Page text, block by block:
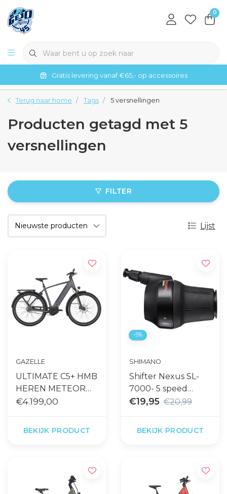
0
Gratis levering vanaf €65,- op accessoires
Terug naar home Tags 5 versnellingen
Producten getagd met 5
versnellingen
FILTER
Lijst
GAZELLE
ULTIMATE C5+ HMB
HEREN METEOR
GREY MATT
€4.199,00
BEKIJK PRODUCT
-5%
SHIMANO
Shifter Nexus SL-
7000- 5 speed
revoshifter
€19,95 €20,99
BEKIJK PRODUCT